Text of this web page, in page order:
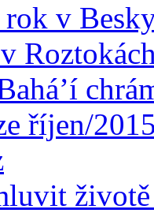
v
říjen/